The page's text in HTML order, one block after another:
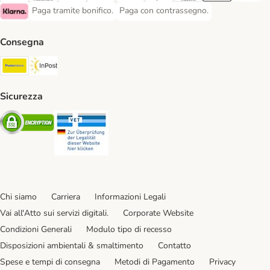
Klarna Payment Method
Paga tramite bonifico.
Paga tramite bonifico. Payment Method
Paga con contrassegno.
Paga con contrassegno. Payment
Consegna
Poste Italiane. Shipping Method
Sicurezza
Security
Chi siamo Carriera
Informazioni Legali
Vai all'Atto sui servizi digitali.
Corporate Website
Condizioni Generali
Modulo tipo di recesso
Disposizioni ambientali & smaltimento
Contatto
Spese e tempi di consegna
Metodi di Pagamento Privacy